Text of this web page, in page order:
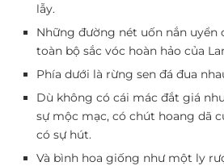
lẫy.
Những đường nét uốn nắn uyển
toàn bộ sắc vóc hoàn hảo của
Phía dưới là rừng sen đá đua
Dù không có cái mác đắt giá
sự mộc mạc, có chút hoang dã
có sự hút.
Và bình hoa giống như một ly